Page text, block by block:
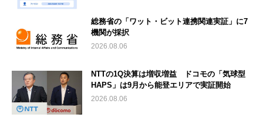
総務省の「ワット・ビット連携関連実証」に7
機関が採択
2026.08.06
NTTの1Q決算は増収増益 ドコモの「気球型
HAPS」は9月から能登エリアで実証開始
2026.08.06